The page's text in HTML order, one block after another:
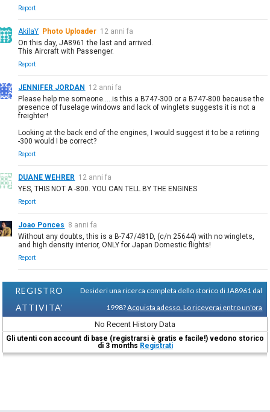
Report
AkilaY Photo Uploader 12 anni fa
On this day, JA8961 the last and arrived.
This Aircraft with Passenger.
Report
JENNIFER JORDAN 12 anni fa
Please help me someone.....is this a B747-300 or a B747-800 because the
presence of fuselage windows and lack of winglets suggests it is not a
freighter!
Looking at the back end of the engines, I would suggest it to be a retiring
-300 would I be correct?
Report
DUANE WEHRER 12 anni fa
YES, THIS NOT A -800. YOU CAN TELL BY THE ENGINES
Report
Joao Ponces 8 anni fa
Without any doubts, this is a B-747/481D, (c/n 25644) with no winglets,
and high density interior, ONLY for Japan Domestic flights!
Report
REGISTRO
ATTIVITA'
Desideri una ricerca completa dello storico di JA8961 dal
1998?Acquista adesso. Lo riceverai entro un'ora
No Recent History Data
Gli utenti con account di base (registrarsi è gratis e facile!) vedono storico
di 3 months Registrati